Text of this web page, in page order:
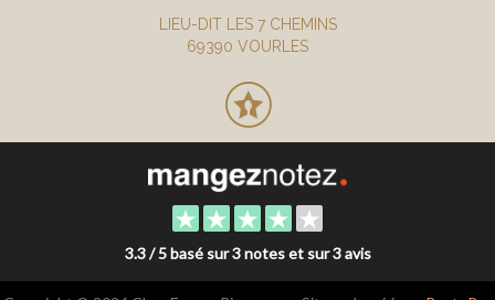
LIEU-DIT LES 7 CHEMINS
69390 VOURLES
3.3 / 5 basé sur 3 notes et sur 3 avis